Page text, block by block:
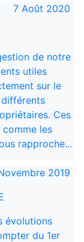
7 Août 2020
de notre
utiles
sur le
Ces
les
rapproche...
2019
évolutions
du 1er